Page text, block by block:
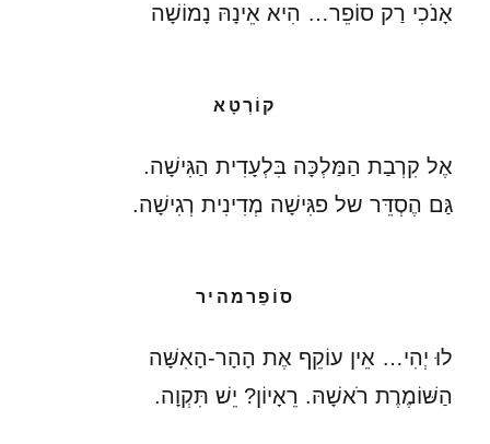
אָנֹכִי רַק סוֹפֵר… הִיא אֵינָהּ נָמוֹשָׁה
קוֹרְטָא
אֶל קִרְבַת הַמַּלְכָּה בִּלְעָדִית הַגִּישָׁה.
גַּם הֶסְדֵּר של פגִּישָׁה מְדִינִית רְגִישָׁה.
סוֹפֵרמהיר
לוּ יְהִי… אֵין עוֹקֵף אֶת הָהָר-הָאִשָּׁה
הַשּׁוֹמֶרֶת רֹאשָׁהּ. רֵאָיוֹן? יֵשׁ תִּקְוָה.